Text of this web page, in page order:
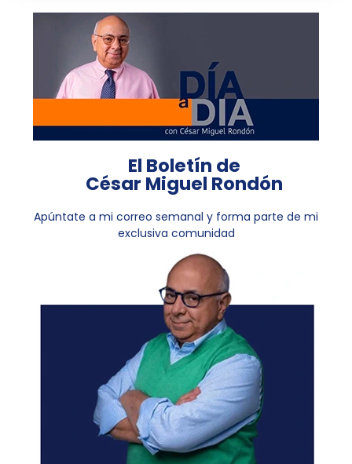
El Boletín de
César Miguel Rondón
Apúntate a mi correo semanal y forma parte de mi
exclusiva comunidad